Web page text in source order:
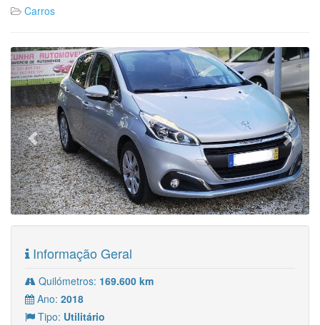
Carros
Informação Geral
Quilómetros: 169.600 km
Ano: 2018
Tipo: Utilitário